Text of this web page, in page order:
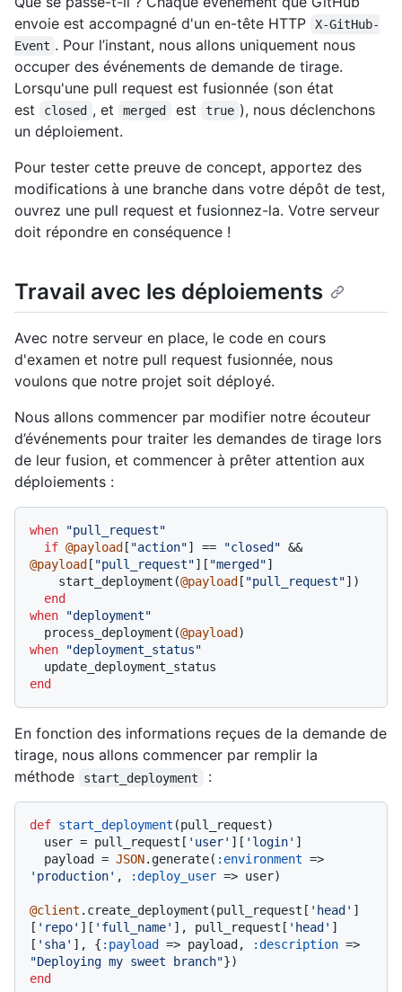
envoie est accompagné d'un en-tête HTTP
X-GitHub-
Event . Pour l’instant, nous allons uniquement nous
occuper des événements de demande de tirage.
Lorsqu'une pull request est fusionnée (son état
est
closed , et merged est true ), nous déclenchons
un déploiement.
Pour tester cette preuve de concept, apportez des
modifications à une branche dans votre dépôt de test,
ouvrez une pull request et fusionnez-la. Votre serveur
doit répondre en conséquence !
Travail avec les déploiements
Avec notre serveur en place, le code en cours
d'examen et notre pull request fusionnée, nous
voulons que notre projet soit déployé.
Nous allons commencer par modifier notre écouteur
d’événements pour traiter les demandes de tirage lors
de leur fusion, et commencer à prêter attention aux
déploiements :
when
"pull_request"
if @payload [ "action"] == "closed"
&&
@payload [ "pull_request"][ "merged"]
    start_deployment(
@payload [ "pull_request"])
end
when
"deployment"
  process_deployment(
@payload
when
"deployment_status"
end
En fonction des informations reçues de la demande de
tirage, nous allons commencer par remplir la
méthode
start_deployment :
def start_deployment (pull_request)
  user = pull_request[
'user' ][ 'login' ]
  payload =
JSON.generate( :environment
'production' , :deploy_user => user)
@client .create_deployment(pull_request[ 'head' ]
[ 'repo' ][ 'full_name' ], pull_request[ 'head' ]
[ 'sha' ], { :payload => payload, :description
"Deploying my sweet branch"
end